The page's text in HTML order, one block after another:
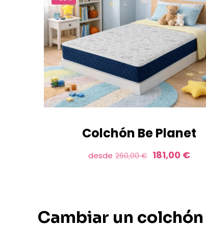
Colchón Be Planet
desde 260,00€ El
181,00 €El
Cambiar un